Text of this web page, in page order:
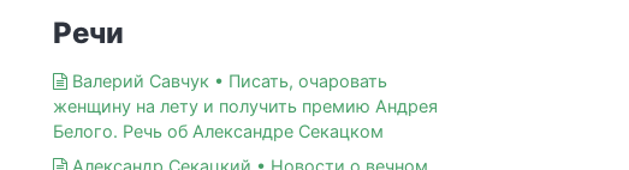
Речи
Валерий Савчук • Писать, очаровать
женщину на лету и получить премию Андрея
Белого. Речь об Александре Секацком